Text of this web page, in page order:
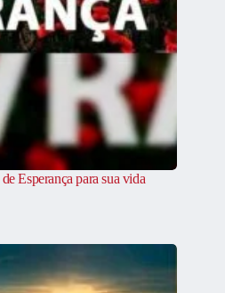
Esperança para sua vida